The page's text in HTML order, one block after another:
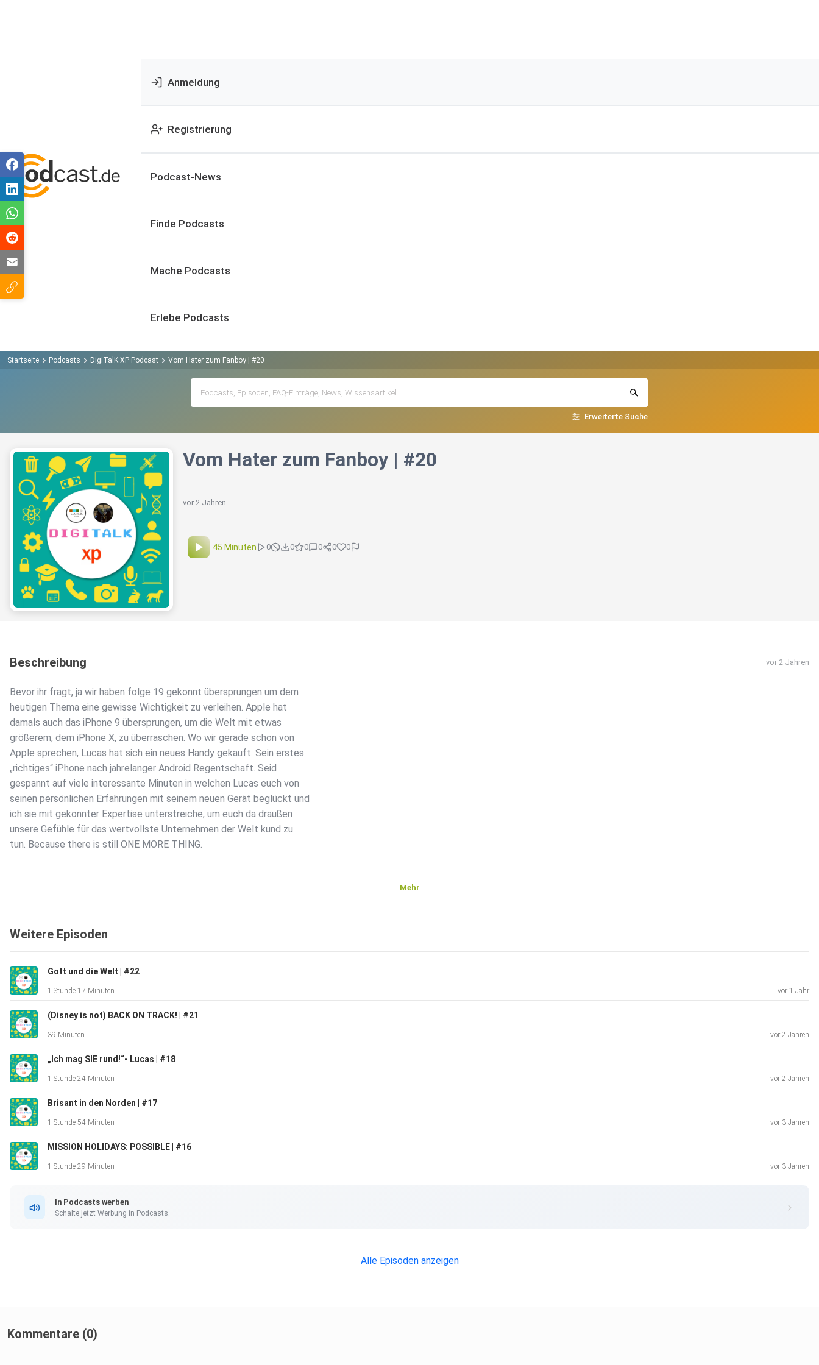
Anmeldung
Registrierung
Podcast-News
Finde Podcasts
Mache Podcasts
Erlebe Podcasts
Startseite Podcasts DigiTalK XP Podcast Vom Hater zum Fanboy | #20
Erweiterte Suche
Vom Hater zum Fanboy | #20
vor 2 Jahren
45 Minuten 0 0 0 0 0 0
Beschreibung vor 2 Jahren
Bevor ihr fragt, ja wir haben folge 19 gekonnt übersprungen um dem
heutigen Thema eine gewisse Wichtigkeit zu verleihen. Apple hat
damals auch das iPhone 9 übersprungen, um die Welt mit etwas
größerem, dem iPhone X, zu überraschen. Wo wir gerade schon von
Apple sprechen, Lucas hat sich ein neues Handy gekauft. Sein erstes
„richtiges“ iPhone nach jahrelanger Android Regentschaft. Seid
gespannt auf viele interessante Minuten in welchen Lucas euch von
seinen persönlichen Erfahrungen mit seinem neuen Gerät beglückt und
ich sie mit gekonnter Expertise unterstreiche, um euch da draußen
unsere Gefühle für das wertvollste Unternehmen der Welt kund zu
tun. Because there is still ONE MORE THING.
Mehr
Weitere Episoden
Gott und die Welt | #22
1 Stunde 17 Minuten vor 1 Jahr
(Disney is not) BACK ON TRACK! | #21
39 Minuten vor 2 Jahren
„Ich mag SIE rund!“- Lucas | #18
1 Stunde 24 Minuten vor 2 Jahren
Brisant in den Norden | #17
1 Stunde 54 Minuten vor 3 Jahren
MISSION HOLIDAYS: POSSIBLE | #16
1 Stunde 29 Minuten vor 3 Jahren
In Podcasts werben
Schalte jetzt Werbung in Podcasts.
Alle Episoden anzeigen
Kommentare (0)